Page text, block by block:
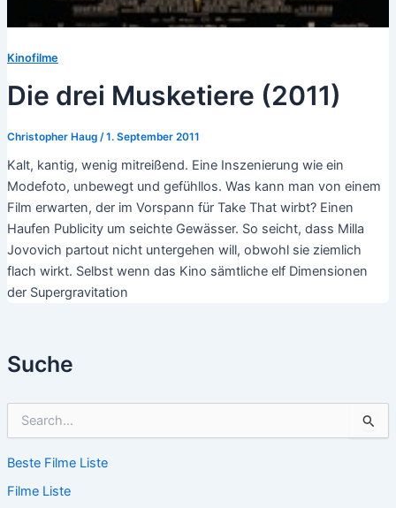
Suche
h
n
Beste Filme Liste
Filme Liste
Kinofilme
Die drei Musketiere (2011)
Christopher Haug /1. September 2011
Kalt, kantig, wenig mitreißend. Eine Inszenierung wie ein
Modefoto, unbewegt und gefühllos. Was kann man von einem
Film erwarten, der im Vorspann für Take That wirbt? Einen
Haufen Publicity um seichte Gewässer. So seicht, dass Milla
Jovovich partout nicht untergehen will, obwohl sie ziemlich
flach wirkt. Selbst wenn das Kino sämtliche elf Dimensionen
der Supergravitation